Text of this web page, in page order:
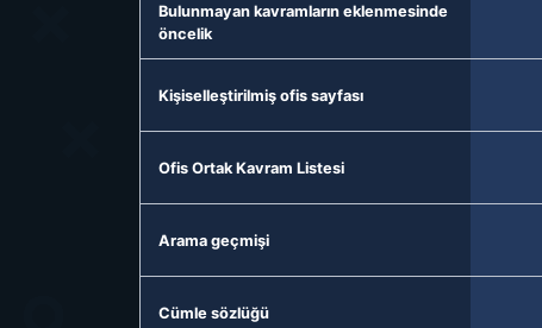
Bulunmayan kavramların eklenmesinde
öncelik
Kişiselleştirilmiş ofis sayfası
Ofis Ortak Kavram Listesi
Arama geçmişi
Cümle sözlüğü